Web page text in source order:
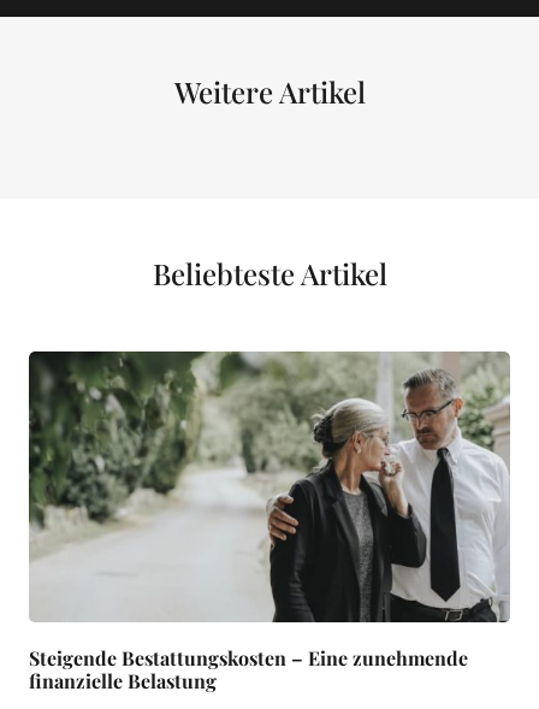
Weitere Artikel
Beliebteste Artikel
Steigende Bestattungskosten – Eine zunehmende
finanzielle Belastung